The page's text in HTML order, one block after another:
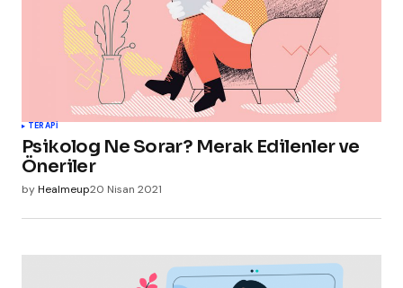
TERAPI
Psikolog Ne Sorar? Merak Edilenler ve
Öneriler
byHealmeup20 Nisan 2021